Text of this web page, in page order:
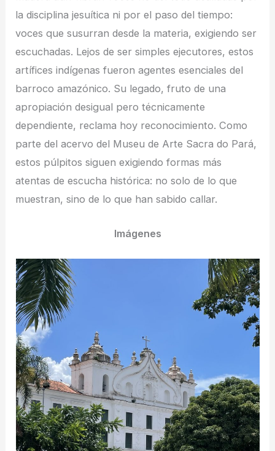
la disciplina jesuítica ni por el paso del tiempo:
voces que susurran desde la materia, exigiendo ser
escuchadas. Lejos de ser simples ejecutores, estos
artífices indígenas fueron agentes esenciales del
barroco amazónico. Su legado, fruto de una
apropiación desigual pero técnicamente
dependiente, reclama hoy reconocimiento. Como
parte del acervo del Museu de Arte Sacra do Pará,
estos púlpitos siguen exigiendo formas más
atentas de escucha histórica: no solo de lo que
muestran, sino de lo que han sabido callar.
Imágenes